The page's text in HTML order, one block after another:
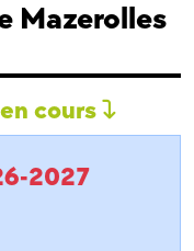
Mazerolles
cours
2027